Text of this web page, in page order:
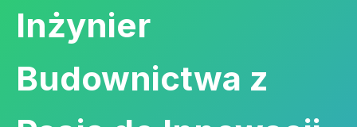
Inżynier
Budownictwa z